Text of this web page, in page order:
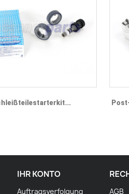
Vorschau
IHR KONTO
Auftragsverfolgung AGB